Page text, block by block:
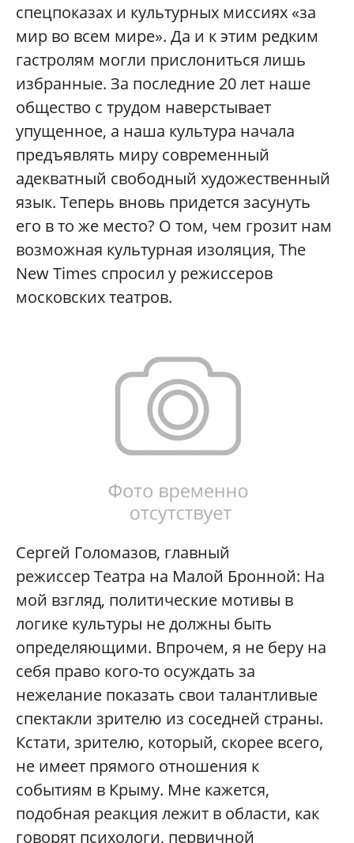
спецпоказах и культурных миссиях «за
мир во всем мире». Да и к этим редким
гастролям могли прислониться лишь
избранные. За последние 20 лет наше
общество с трудом наверстывает
упущенное, а наша культура начала
предъявлять миру современный
адекватный свободный художественный
язык. Теперь вновь придется засунуть
его в то же место? О том, чем грозит нам
возможная культурная изоляция, The
New Times спросил у режиссеров
московских театров.
Сергей Голомазов, главный
режиссер Театра на Малой Бронной: На
мой взгляд, политические мотивы в
логике культуры не должны быть
определяющими. Впрочем, я не беру на
себя право кого-то осуждать за
нежелание показать свои талантливые
спектакли зрителю из соседней страны.
Кстати, зрителю, который, скорее всего,
не имеет прямого отношения к
событиям в Крыму. Мне кажется,
подобная реакция лежит в области, как
говорят психологи, первичной